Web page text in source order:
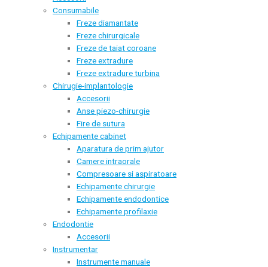
Consumabile
Freze diamantate
Freze chirurgicale
Freze de taiat coroane
Freze extradure
Freze extradure turbina
Chirugie-implantologie
Accesorii
Anse piezo-chirurgie
Fire de sutura
Echipamente cabinet
Aparatura de prim ajutor
Camere intraorale
Compresoare si aspiratoare
Echipamente chirurgie
Echipamente endodontice
Echipamente profilaxie
Endodontie
Accesorii
Instrumentar
Instrumente manuale